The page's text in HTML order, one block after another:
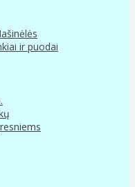
ir puodai